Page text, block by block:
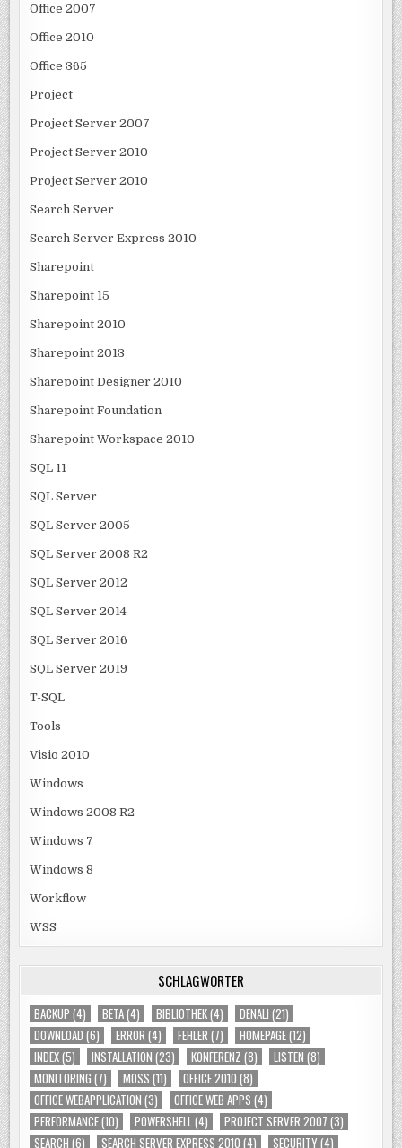
Office 2007
Office 2010
Office 365
Project
Project Server 2007
Project Server 2010
Project Server 2010
Search Server
Search Server Express 2010
Sharepoint
Sharepoint 15
Sharepoint 2010
Sharepoint 2013
Sharepoint Designer 2010
Sharepoint Foundation
Sharepoint Workspace 2010
SQL 11
SQL Server
SQL Server 2005
SQL Server 2008 R2
SQL Server 2012
SQL Server 2014
SQL Server 2016
SQL Server 2019
T-SQL
Tools
Visio 2010
Windows
Windows 2008 R2
Windows 7
Windows 8
Workflow
WSS
SCHLAGWÖRTER
BACKUP (4) BETA(4) BIBLIOTHEK(4) DENALI (21)
DOWNLOAD (6) ERROR (4) FEHLER (7) HOMEPAGE(12)
INDEX(5) INSTALLATION (23) KONFERENZ (8) LISTEN (8)
MONITORING (7) MOSS (11) OFFICE 2010 (8)
OFFICE WEBAPPLICATION (3) OFFICE WEB APPS (4)
PERFORMANCE(10) POWERSHELL (4) PROJECT SERVER 2007 (3)
SEARCH (6) SEARCH SERVER EXPRESS 2010 (4) SECURITY(4)